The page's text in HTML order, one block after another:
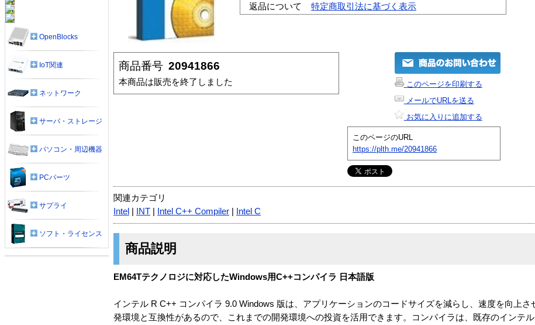
返品について
特定商取引法に基づく表示
商品番号 20941866
本商品は販売を終了しました
このページを印刷する
メールでURLを送る
お気に入りに追加する
このページのURL
https://plth.me/20941866
関連カテゴリ
Intel
INT Intel C++ Compiler Intel C
商品説明
EM64Tテクノロジに対応したWindows用C++コンパイラ 日本語版
インテル R C++ コンパイラ 9.0 Windows 版は、アプリケーションのコードサイズを減らし、速度を向上さ
発環境と互換性があるので、これまでの開発環境への投資を活用できます。コンパイラは、既存のインテ
OpenBlocks
IoT関連
ネットワーク
サーバ・ストレージ
パソコン・周辺機器
PCパーツ
サプライ
ソフト・ライセンス